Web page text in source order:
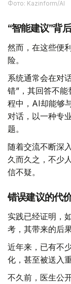
Фото: Kazinform/AI
“智能建议”背
然而，在这些便
险。
系统通常会在对
错”，其回答不
程中，AI却能够
对话，以一种专
题。
随着交流不断深
久而久之，不少
信不疑。
错误建议的代
实践已经证明，
考，其带来的后
近年来，已有不
化，甚至被送入
不久前，医生公